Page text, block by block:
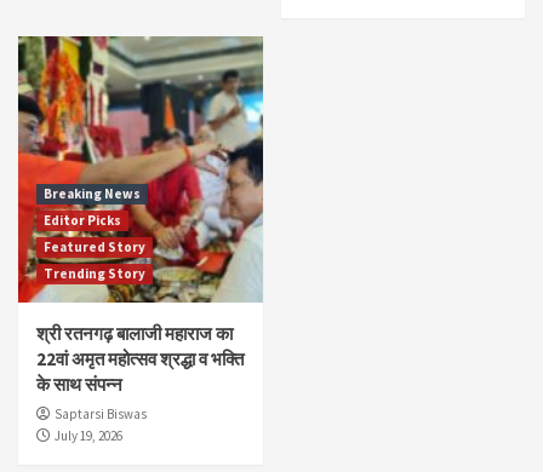
Breaking News
Editor Picks
Featured Story
Trending Story
श्री रतनगढ़ बालाजी महाराज का
22वां अमृत महोत्सव श्रद्धा व भक्ति
के साथ संपन्न
Saptarsi Biswas
July 19, 2026